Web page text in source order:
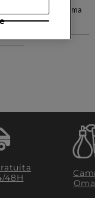
Docciaschiuma
Bagno
48H